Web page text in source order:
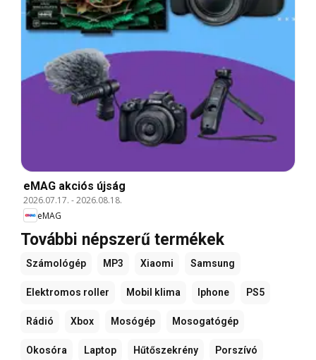
eMAG akciós újság
2026.07.17. -2026.08.18.
eMAG
További népszerű termékek
Számológép MP3 Xiaomi Samsung
Elektromos roller Mobil klima Iphone PS5
Rádió Xbox Mosógép Mosogatógép
Okosóra Laptop Hűtőszekrény Porszívó